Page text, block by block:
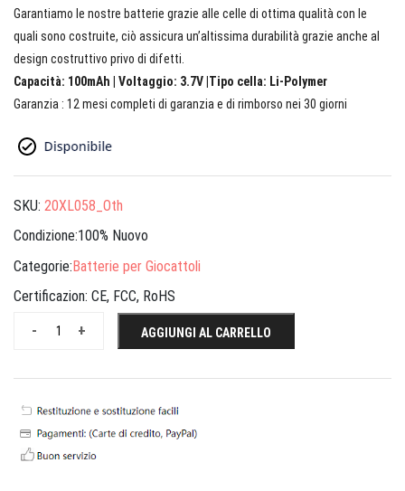
Garantiamo le nostre batterie grazie alle celle di ottima qualità con le
quali sono costruite, ciò assicura un’altissima durabilità grazie anche al
design costruttivo privo di difetti.
Capacità: 100mAh | Voltaggio: 3.7V |Tipo cella: Li-Polymer
Garanzia : 12 mesi completi di garanzia e di rimborso nei 30 giorni
SKU: 20XL058_Oth
Condizione:100% Nuovo
Categorie:Batterie per Giocattoli
Certificazion: CE, FCC, RoHS
+
- AGGIUNGI AL CARRELLO